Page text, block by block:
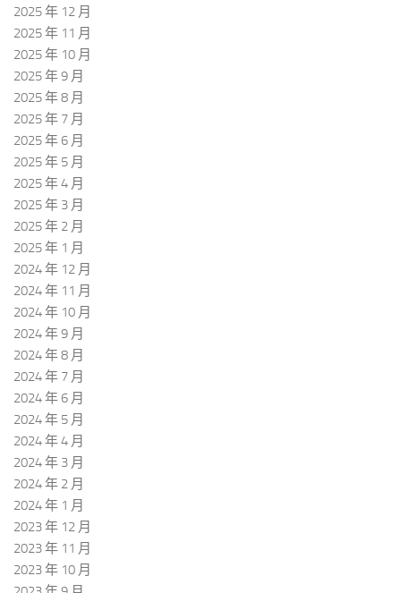
2025 年 12 月
2025 年 11 月
2025 年 10 月
2025 年 9 月
2025 年 8 月
2025 年 7 月
2025 年 6 月
2025 年 5 月
2025 年 4 月
2025 年 3 月
2025 年 2 月
2025 年 1 月
2024 年 12 月
2024 年 11 月
2024 年 10 月
2024 年 9 月
2024 年 8 月
2024 年 7 月
2024 年 6 月
2024 年 5 月
2024 年 4 月
2024 年 3 月
2024 年 2 月
2024 年 1 月
2023 年 12 月
2023 年 11 月
2023 年 10 月